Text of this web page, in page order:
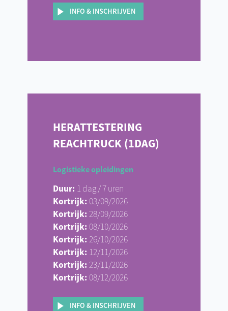
INFO & INSCHRIJVEN
HERATTESTERING
REACHTRUCK (1DAG)
Logistieke opleidingen
Duur: 1 dag / 7 uren
Kortrijk: 03/09/2026
Kortrijk: 28/09/2026
Kortrijk: 08/10/2026
Kortrijk: 26/10/2026
Kortrijk: 12/11/2026
Kortrijk: 23/11/2026
Kortrijk: 08/12/2026
INFO & INSCHRIJVEN